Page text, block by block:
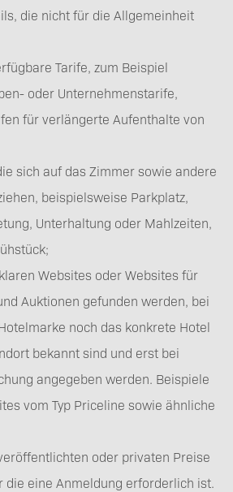
die nicht für die Allgemeinheit
Tarife, zum Beispiel
oder Unternehmenstarife,
für verlängerte Aufenthalte von
sich auf das Zimmer sowie andere
beispielsweise Parkplatz,
Unterhaltung oder Mahlzeiten,
Websites oder Websites für
Auktionen gefunden werden, bei
noch das konkrete Hotel
bekannt sind und erst bei
angegeben werden. Beispiele
vom Typ Priceline sowie ähnliche
oder privaten Preise
die eine Anmeldung erforderlich ist.